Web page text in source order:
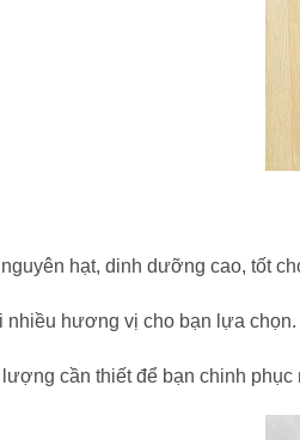
hạt, dinh dưỡng cao, tốt
nhiều hương vị cho bạn lựa chọn.
cần thiết để bạn chinh phục